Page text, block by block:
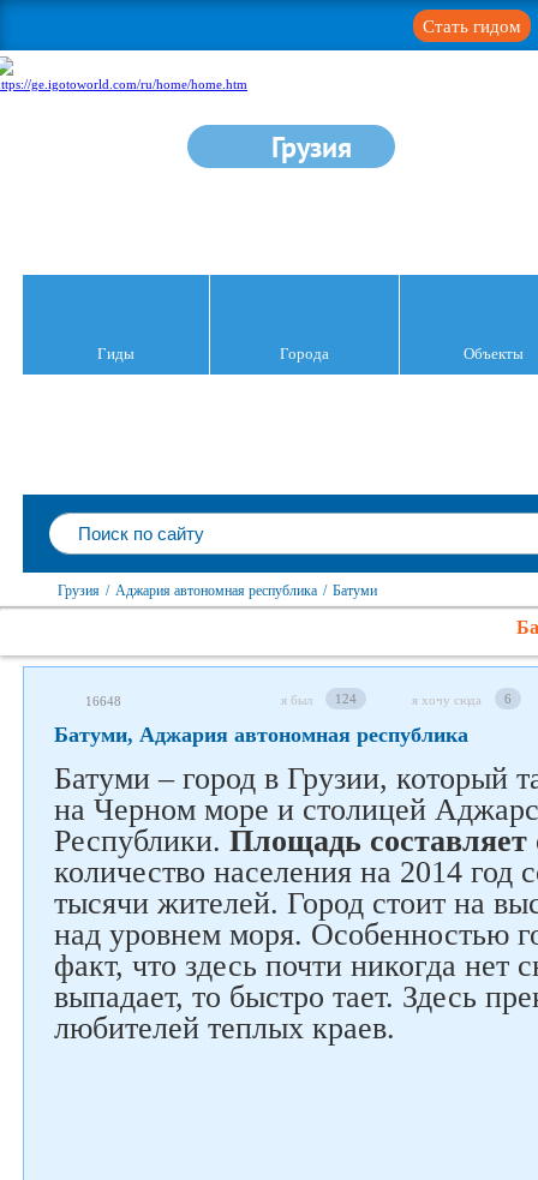
Стать гидом
Грузия
Гиды Города Объекты
Грузия / Аджария автономная республика / Батуми
16648 я был 124 я хочу сюда 6
Батуми, Аджария автономная республика
Батуми – город в Грузии, который
на Черном море и столицей
Республики. Площадь
количество населения на 2014 год
тысячи жителей. Город стоит на
над уровнем моря. Особенностью
факт, что здесь почти никогда нет
выпадает, то быстро тает. Здесь
любителей теплых краев.